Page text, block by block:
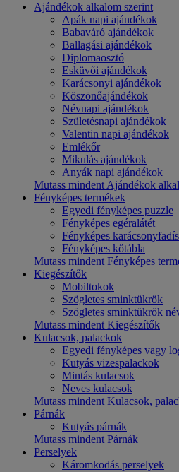
Ajándékok alkalom szerint
Apák napi ajándékok
Babaváró ajándékok
Ballagási ajándékok
Diplomaosztó
Esküvői ajándékok
Karácsonyi ajándékok
Köszönőajándékok
Névnapi ajándékok
Születésnapi ajándékok
Valentin napi ajándékok
Emlékőr
Mikulás ajándékok
Anyák napi ajándékok
Mutass mindent Ajándékok
Fényképes termékek
Egyedi fényképes puzzle
Fényképes egéralátét
Fényképes
Fényképes kőtábla
Mutass mindent Fényképes
Kiegészítők
Mobiltokok
Szögletes sminktükrök
Szögletes sminktükrök
Mutass mindent Kiegészítők
Kulacsok, palackok
Egyedi fényképes vagy
Kutyás vizespalackok
Mintás kulacsok
Neves kulacsok
Mutass mindent Kulacsok,
Párnák
Kutyás párnák
Mutass mindent Párnák
Perselyek
Káromkodás perselyek